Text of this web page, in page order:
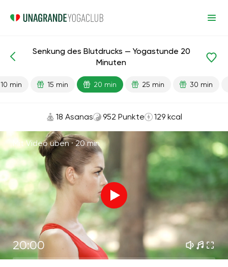
Druck
Senkung des Blutdrucks — Yogastunde 20
Minuten
10 min 15 min 20 min 25 min 30 min
18 Asanas 952 Punkte 129 kcal
Mit Video üben ·20 min
20:00